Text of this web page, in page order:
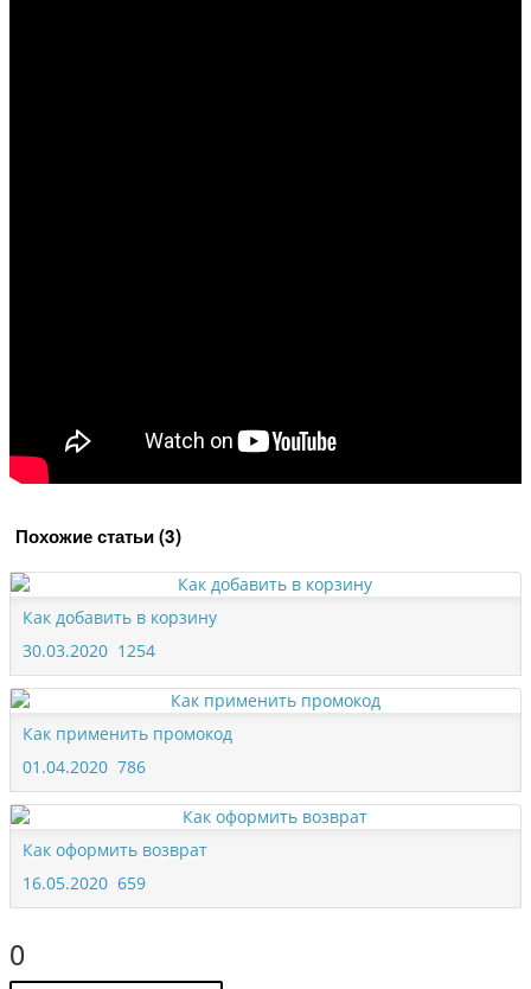
Похожие статьи (3)
Как добавить в корзину
30.03.2020 1254
Как применить промокод
01.04.2020 786
Как оформить возврат
16.05.2020 659
0